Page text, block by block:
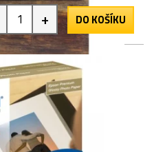
+ DO KOŠÍKU